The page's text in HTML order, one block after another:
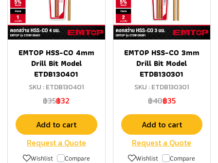
EMTOP HSS-CO 4mm
Drill Bit Model
ETDB130401
SKU : ETDB130401
฿35฿32
Add to cart
Request a Quote
Wishlist Compare
EMTOP HSS-CO 3mm
Drill Bit Model
ETDB130301
SKU : ETDB130301
฿40฿35
Add to cart
Request a Quote
Wishlist Compare